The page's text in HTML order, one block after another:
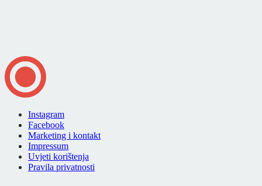
Instagram
Facebook
Marketing i kontakt
Impressum
Uvjeti korištenja
Pravila privatnosti